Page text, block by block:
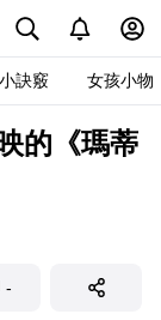
訣竅 女孩小物
的《瑪蒂
-